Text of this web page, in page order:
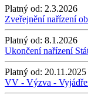
Platný od: 2.3.2026
Zveřejnění nařízení
Platný od: 8.1.2026
Ukončení nařízení
Platný od: 20.11.2025
VV - Výzva -